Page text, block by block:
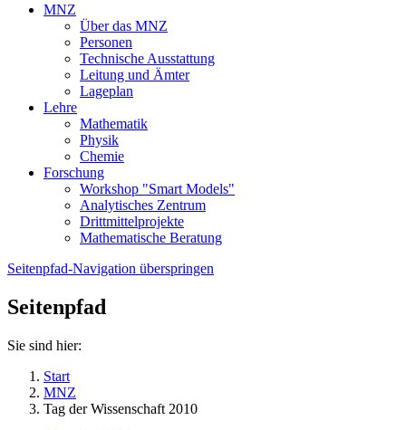
MNZ
Über das MNZ
Personen
Technische Ausstattung
Leitung und Ämter
Lageplan
Lehre
Mathematik
Physik
Chemie
Forschung
Workshop "Smart Models"
Analytisches Zentrum
Drittmittelprojekte
Mathematische Beratung
Seitenpfad-Navigation überspringen
Seitenpfad
Sie sind hier:
Start
MNZ
Tag der Wissenschaft 2010